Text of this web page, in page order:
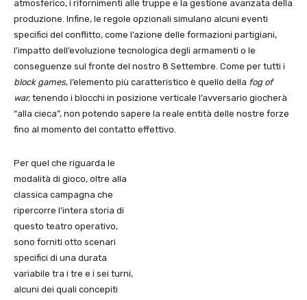
atmosferico, i rifornimenti alle truppe e la gestione avanzata della
produzione. Infine, le regole opzionali simulano alcuni eventi
specifici del conflitto, come l’azione delle formazioni partigiani,
l’impatto dell’evoluzione tecnologica degli armamenti o le
conseguenze sul fronte del nostro 8 Settembre. Come per tutti i
block games, l’elemento più caratteristico è quello della fog of
war, tenendo i blocchi in posizione verticale l’avversario giocherà
“alla cieca”, non potendo sapere la reale entità delle nostre forze
fino al momento del contatto effettivo.
Per quel che riguarda le
modalità di gioco, oltre alla
classica campagna che
ripercorre l’intera storia di
questo teatro operativo,
sono forniti otto scenari
specifici di una durata
variabile tra i tre e i sei turni,
alcuni dei quali concepiti